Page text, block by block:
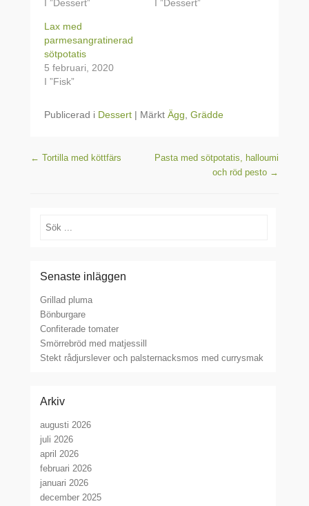
I ”Dessert”
I ”Dessert”
Lax med
parmesangratinerad
sötpotatis
5 februari, 2020
I ”Fisk”
Publicerad i Dessert | Märkt Ägg Grädde
Inläggsnavigering
← Tortilla med köttfärs
Pasta med sötpotatis, halloumi
och röd pesto →
Sök
Senaste inläggen
Grillad pluma
Bönburgare
Confiterade tomater
Smörrebröd med matjessill
Stekt rådjurslever och palsternacksmos med currysmak
Arkiv
augusti 2026
juli 2026
april 2026
februari 2026
januari 2026
december 2025